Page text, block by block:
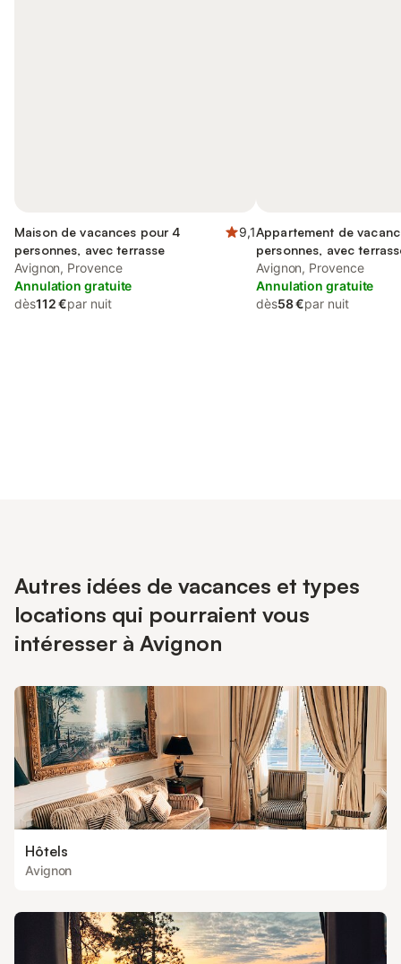
Maison de vacances pour 4
personnes, avec terrasse
9,1
Avignon, Provence
Annulation gratuite
dès112 €par nuit
Appartement de
personnes, avec
Avignon, Provence
Annulation gratuite
dès58 €par nuit
Autres idées de vacances et types
locations qui pourraient vous
intéresser à Avignon
Hôtels
Avignon